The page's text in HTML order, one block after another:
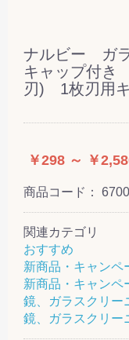
ナルビー ガ
キャップ付き
刃) 1枚刃用
￥298 ～ ￥
商品コード：
関連カテゴリ
おすすめ
新商品・キャンペ
新商品・キャンペ
鏡、ガラスクリー
鏡、ガラスクリー